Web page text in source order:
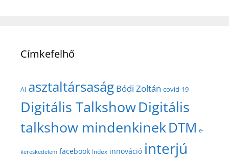
Címkefelhő
AI asztaltársaság Bódi Zoltán covid-19
Digitális TalkshowDigitális
talkshow mindenkinekDTM e-
kereskedelem facebook Index innováció interjú